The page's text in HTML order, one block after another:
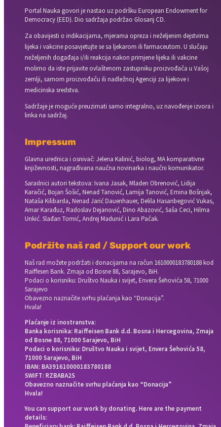
Portal Nauka govori je nastao uz podršku European Endowment for
Democracy (EED). Dio sadržaja podržao Glosarij CD.
Za obavijesti o indikacijama, mjerama opreza i neželjenim dejstvima
lijeka i vakcine posavjetujte se sa ljekarom ili farmaceutom. U slučaju
neželjenih događaja i/ili reakcija nakon primjene lijeka ili vakcine
molimo da iste prijavite ovlaštenom zastupniku proizvođača u Vašoj
zemlji, samom proizvođaču ili nadležnoj Agenciji za lijekove i
medicinska sredstva.
Sadržaje je moguće preuzimati samo integralno, uz navođenje izvora i
linka na sadržaj.
Impressum
Glavna urednica i osnivač: Jelena Kalinić, biolog, MA komparativne
književnosti, nagrađivana naučna novinarka i naučni komunikator.
Saradnici autori tekstova: Ivana Jasak, Mladen Obrenović, Lidija
Karačić, Bojan Šošić, Nenad Tanović, Lamija Tanović, Emina Bošnjak,
Nataša Kilibarda, Nenad Jarić Dauenhauer, Delila Hasanbegović Vukas,
Amar Karađuz, Radoslav Dejanović, Dino Abazović, Saša Ceci, Hilma
Unkić. Slađan Tomić, Andrej Madunić i Lara Pačak.
Podržite naš rad / Support our work
Naš rad možete podržati i donacijama na račun 1610000183780188 kod
Raiffesen Bank. Zmaja od Bosne 88, Sarajevo, BiH.
Podaci o korisniku: Društvo Nauka i svijet, Envera Šehovića 58, 71000
Sarajevo
Obavezno naznačite svrhu plaćanja kao “Donacija”.
Hvala!
Plaćanje iz inostranstva:
Banka korisnika: Raiffeisen Bank d.d. Bosna i Hercegovina, Zmaja
od Bosne 88, 71000 Sarajevo, BiH
Podaci o korisniku: Društvo Nauka i svijet, Envera Šehovića 58,
71000 Sarajevo, BiH
IBAN: BA391610000183780188
SWIFT: RZBABA2S
Obavezno naznačite svrhu plaćanja kao “Donacija”
Hvala!
You can support our work by donating. Here are the payment
details: